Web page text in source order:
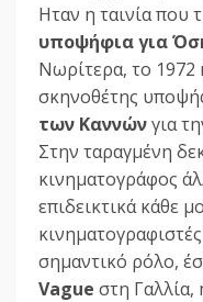
Ηταν η ταινία που
υποψήφια για
Νωρίτερα, το 1972
σκηνοθέτης
των Καννώνγια
Στην ταραγμένη
κινηματογράφος
επιδεικτικά κάθε
σημαντικό ρόλο,
Vague στη Γαλλία,